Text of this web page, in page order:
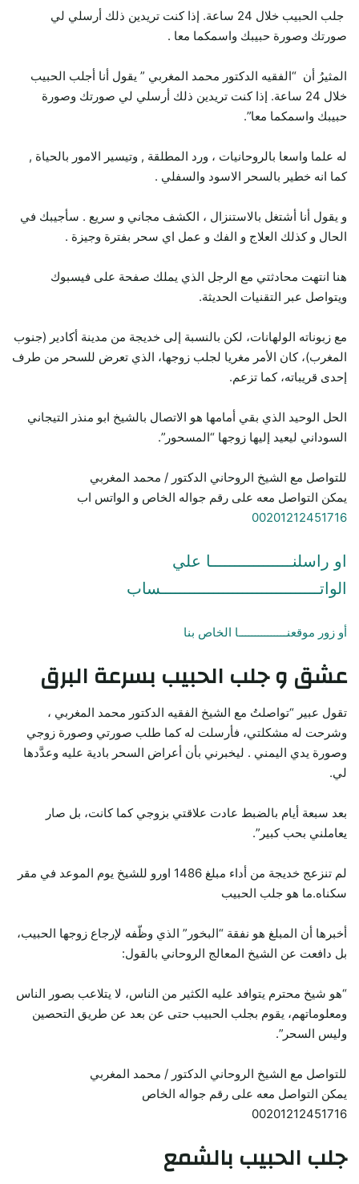
جلب الحبيب خلال 24 ساعة. إذا كنت تريدين ذلك أرسلي لي
صورتك وصورة حبيبك واسمكما معا .
المثيرُ أن “الفقيه الدكتور محمد المغربي ” يقول أنا أجلب الحبيب
خلال 24 ساعة. إذا كنت تريدين ذلك أرسلي لي صورتك وصورة
حبيبك واسمكما معا”.
له علما واسعا بالروحانيات ، ورد المطلقة , وتيسير الامور بالحياة ,
كما انه خطير بالسحر الاسود والسفلي .
و يقول أنا أشتغل بالاستنزال ، الكشف مجاني و سريع . سأجيبك في
الحال و كذلك العلاج و الفك و عمل اي سحر بفترة وجيزة .
هنا انتهت محادثتي مع الرجل الذي يملك صفحة على فيسبوك
ويتواصل عبر التقنيات الحديثة.
مع زبوناته الولهانات، لكن بالنسبة إلى خديجة من مدينة أكادير (جنوب
المغرب)، كان الأمر مغريا لجلب زوجها، الذي تعرض للسحر من طرف
إحدى قريباته، كما تزعم.
الحل الوحيد الذي بقي أمامها هو الاتصال بالشيخ ابو منذر التيجاني
السوداني ليعيد إليها زوجها “المسحور”.
للتواصل مع الشيخ الروحاني الدكتور / محمد المغربي
يمكن التواصل معه على رقم جواله الخاص و الواتس اب
00201212451716
او راسلنـــــــــــــــــا علي
الواتـــــــــــــــــــــــــــــــــساب
أو زور موقعنـــــــــــــــا الخاص بنا
عشق و جلب الحبيب بسرعة البرق
تقول عبير “تواصلتُ مع الشيخ الفقيه الدكتور محمد المغربي ،
وشرحت له مشكلتي، فأرسلت له كما طلب صورتي وصورة زوجي
وصورة يدي اليمني . ليخبرني بأن أعراض السحر بادية عليه وعدَّدها
لي.
بعد سبعة أيام بالضبط عادت علاقتي بزوجي كما كانت، بل صار
يعاملني بحب كبير”.
لم تنزعج خديجة من أداء مبلغ 1486 اورو للشيخ يوم الموعد في مقر
سكناه.ما هو جلب الحبيب
أخبرها أن المبلغ هو نفقة “البخور” الذي وظّفه لإرجاع زوجها الحبيب،
بل دافعت عن الشيخ المعالج الروحاني بالقول:
“هو شيخ محترم يتوافد عليه الكثير من الناس، لا يتلاعب بصور الناس
ومعلوماتهم، يقوم بجلب الحبيب حتى عن بعد عن طريق التحصين
وليس السحر”.
للتواصل مع الشيخ الروحاني الدكتور / محمد المغربي
يمكن التواصل معه على رقم جواله الخاص
00201212451716
جلب الحبيب بالشمع